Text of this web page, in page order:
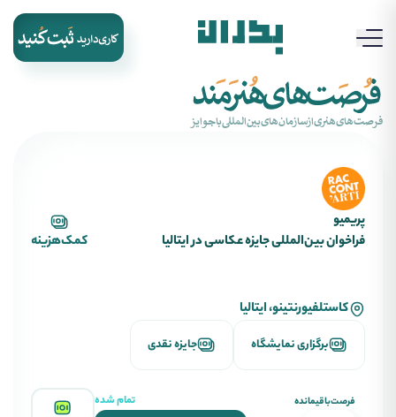
‌فرصت‌های‌هنری‌از‌سازمان‌های‌بین‌المللی‌با‌جوایز
پریمیو
فراخوان بین‌المللی جایزه عکاسی در ایتالیا
کمک‌هزینه
کاستلفیورنتینو، ایتالیا
برگزاری نمایشگاه جایزه نقدی
فرصت‌باقیمانده تمام شده